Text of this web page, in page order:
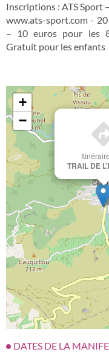
Inscriptions : ATS Sport
www.ats-sport.com -
– 10 euros pour les
Gratuit pour les enfants
TRAIL DE
+
−
DATES DE LA